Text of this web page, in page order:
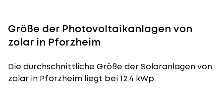
Größe der Photovoltaikanlagen von
zolar in Pforzheim
Die durchschnittliche Größe der Solaranlagenvon
zolar in Pforzheim liegt bei 12,4 kWp.